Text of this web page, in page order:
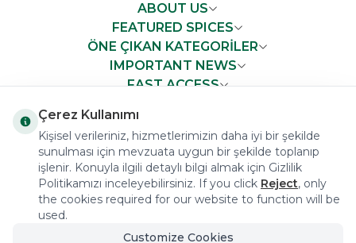
ABOUT US
FEATURED SPICES
ÖNE ÇIKAN KATEGORİLER
IMPORTANT NEWS
FAST ACCESS
COPYRIGHT © 2023 arifoglu.com ALL RIGHTS RESERVED
Tasarım ve Reklam Danışmanlığı AJANSTEK
Çerez Kullanımı
Kişisel verileriniz, hizmetlerimizin daha iyi bir şekilde
sunulması için mevzuata uygun bir şekilde toplanıp
işlenir. Konuyla ilgili detaylı bilgi almak için Gizlilik
Politikamızı inceleyebilirsiniz. If you click Reject, only
the cookies required for our website to function will be
used.
Customize Cookies